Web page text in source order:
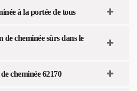
à la portée de tous
de cheminée sûrs dans le
cheminée 62170